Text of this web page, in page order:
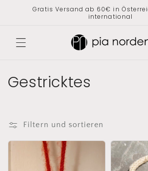
Gratis Versand ab 60€ in
international
K
t
e
Gestricktes
Filtern und sortieren